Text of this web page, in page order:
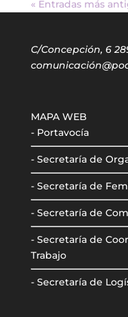
« Entradas más
C/Concepción, 6
MAPA WEB
- Portavocía
- Secretaría de
- Secretaría de
- Secretaría de
- Secretaría de
Trabajo
- Secretaría de